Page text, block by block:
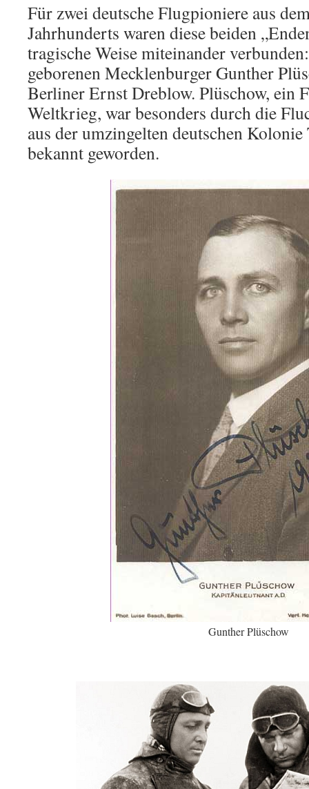
Für zwei deutsche Flugpioniere aus
Jahrhunderts waren diese beiden
tragische Weise miteinander
geborenen Mecklenburger Gunther
Berliner Ernst Dreblow. Plüschow, ein
Weltkrieg, war besonders durch die
aus der umzingelten deutschen
bekannt geworden.
Gunther Plüschow